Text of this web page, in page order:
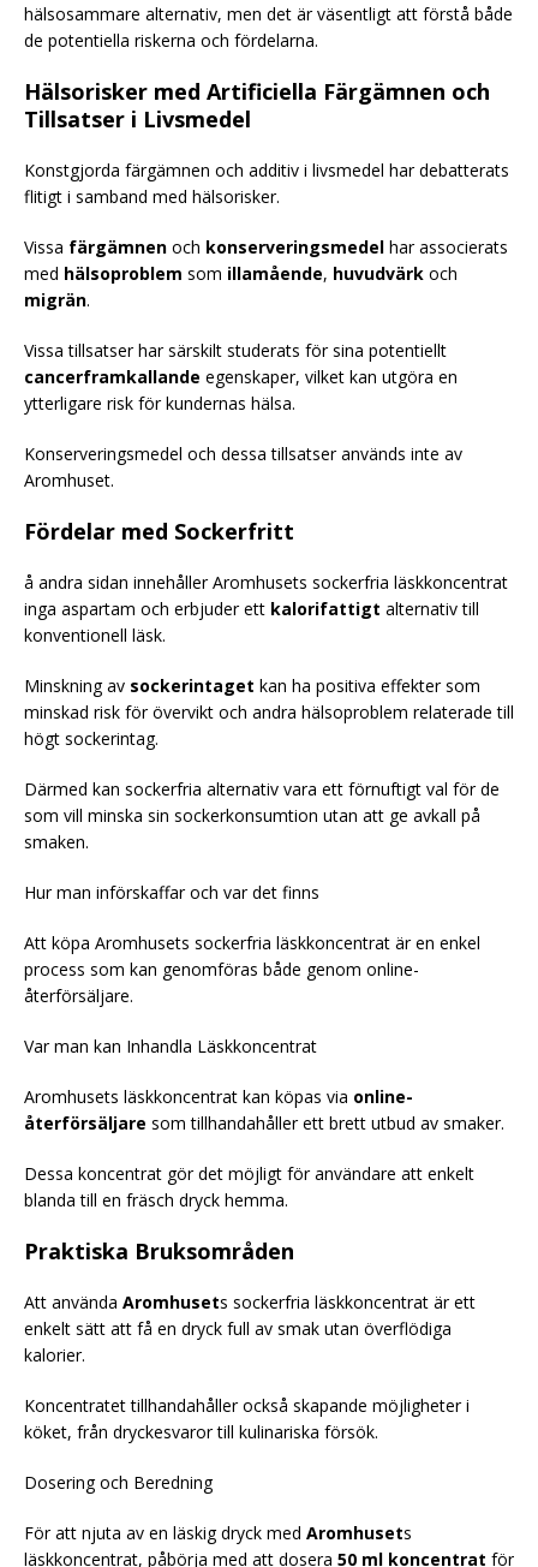
hälsosammare alternativ, men det är väsentligt att förstå både
de potentiella riskerna och fördelarna.
Hälsorisker med Artificiella Färgämnen och
Tillsatser i Livsmedel
Konstgjorda färgämnen och additiv i livsmedel har debatterats
flitigt i samband med hälsorisker.
Vissa färgämnen och konserveringsmedel har associerats
med hälsoproblem som illamående, huvudvärk och
migrän.
Vissa tillsatser har särskilt studerats för sina potentiellt
cancerframkallande egenskaper, vilket kan utgöra en
ytterligare risk för kundernas hälsa.
Konserveringsmedel och dessa tillsatser används inte av
Aromhuset.
Fördelar med Sockerfritt
å andra sidan innehåller Aromhusets sockerfria läskkoncentrat
inga aspartam och erbjuder ett kalorifattigt alternativ till
konventionell läsk.
Minskning av sockerintaget kan ha positiva effekter som
minskad risk för övervikt och andra hälsoproblem relaterade till
högt sockerintag.
Därmed kan sockerfria alternativ vara ett förnuftigt val för de
som vill minska sin sockerkonsumtion utan att ge avkall på
smaken.
Hur man införskaffar och var det finns
Att köpa Aromhusets sockerfria läskkoncentrat är en enkel
process som kan genomföras både genom online-
återförsäljare.
Var man kan Inhandla Läskkoncentrat
Aromhusets läskkoncentrat kan köpas via online-
återförsäljare som tillhandahåller ett brett utbud av smaker.
Dessa koncentrat gör det möjligt för användare att enkelt
blanda till en fräsch dryck hemma.
Praktiska Bruksområden
Att använda Aromhusets sockerfria läskkoncentrat är ett
enkelt sätt att få en dryck full av smak utan överflödiga
kalorier.
Koncentratet tillhandahåller också skapande möjligheter i
köket, från dryckesvaror till kulinariska försök.
Dosering och Beredning
För att njuta av en läskig dryck med Aromhusets
läskkoncentrat, påbörja med att dosera 50 ml koncentrat för